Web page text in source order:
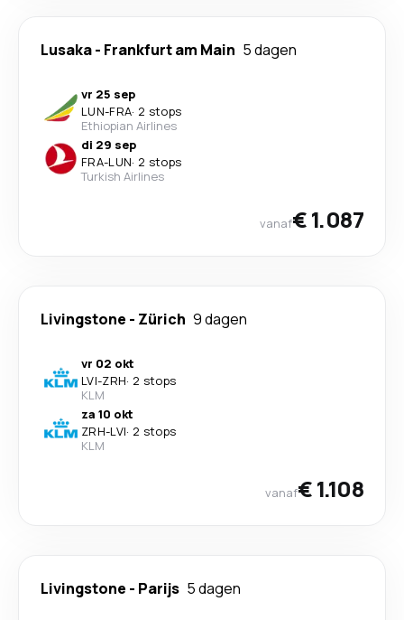
Lusaka- Frankfurt am Main 5 dagen
vr 25 sep
LUN-FRA· 2 stops
Ethiopian Airlines
di 29 sep
FRA-LUN· 2 stops
Turkish Airlines
vanaf€ 1.087
Livingstone - Zürich 9 dagen
vr 02 okt
LVI-ZRH· 2 stops
KLM
za 10 okt
ZRH-LVI· 2 stops
KLM
vanaf€ 1.108
Livingstone - Parijs 5 dagen